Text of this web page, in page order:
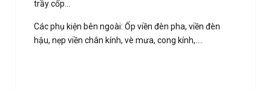
trầy cốp…
Các phụ kiện bên ngoài: Ốp viền đèn pha, viền đèn
hậu, nẹp viền chân kính, vè mưa, cong kính,….